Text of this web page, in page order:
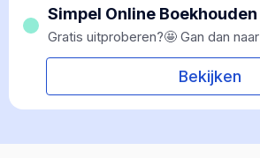
Simpel Online Boekhouden
Gratis uitproberen?🤩 Gan dan naar
Bekijken